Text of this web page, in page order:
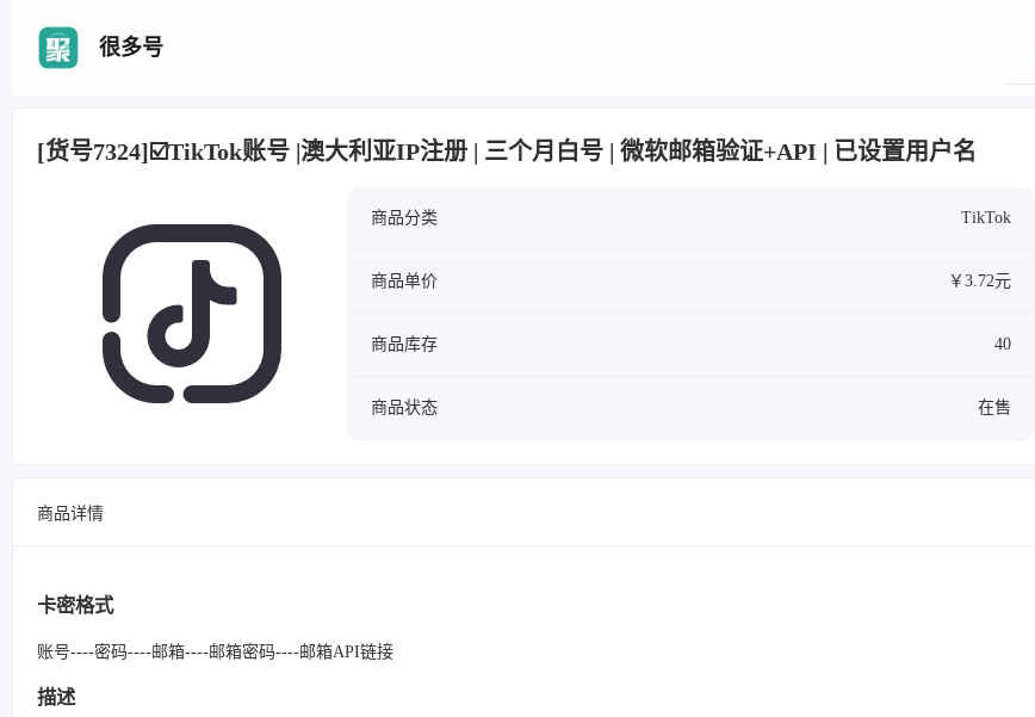
很多号
[货号7324]☑️TikTok账号 |澳大利亚IP注册 | 三个月白号 | 微软邮箱验证+API | 已设置用户名
商品分类 TikTok
商品单价 ￥3.72元
商品库存 40
商品状态 在售
商品详情
卡密格式
账号----密码----邮箱----邮箱密码----邮箱API链接
描述